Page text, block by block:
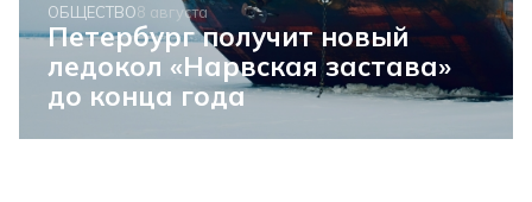
ОБЩЕСТВО8 августа
Петербург получит новый
ледокол «Нарвская застава»
до конца года